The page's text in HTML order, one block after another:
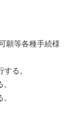
願等各種手続様
る。